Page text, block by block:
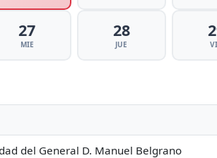
27
MIE
28
JUE
del General D. Manuel Belgrano